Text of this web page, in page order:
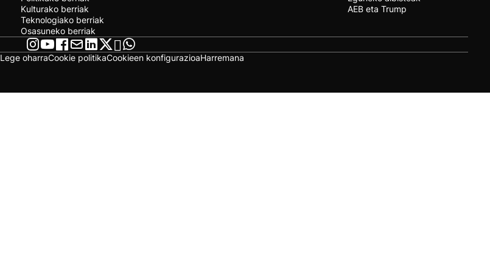
Kulturako berriak
Teknologiako berriak
Osasuneko berriak
AEB eta Trump
Lege oharraCookie politikaCookieen konfigurazioaHarremana